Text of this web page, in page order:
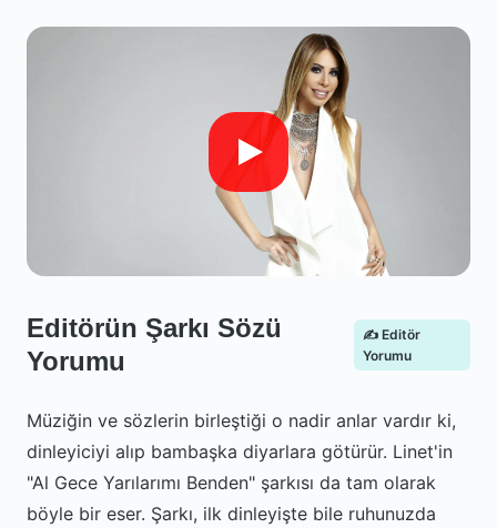
Editörün Şarkı Sözü
Yorumu
✍️ Editör
Yorumu
Müziğin ve sözlerin birleştiği o nadir anlar vardır ki,
dinleyiciyi alıp bambaşka diyarlara götürür. Linet'in
"Al Gece Yarılarımı Benden" şarkısı da tam olarak
böyle bir eser. Şarkı, ilk dinleyişte bile ruhunuzda